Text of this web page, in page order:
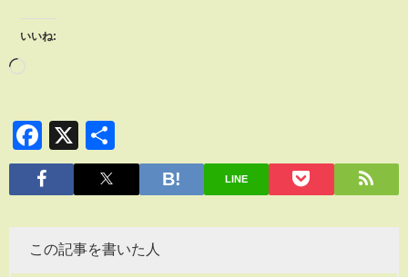
いいね:
Facebook
X
有
LINE
この記事を書いた人